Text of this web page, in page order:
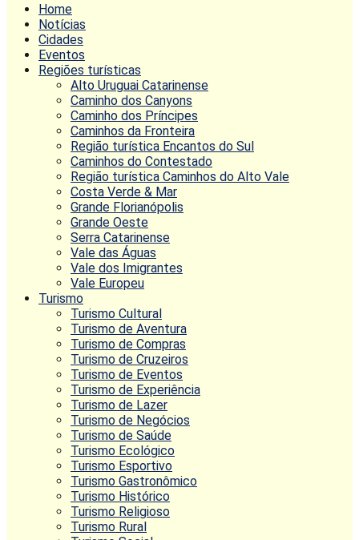
Home
Notícias
Cidades
Eventos
Regiões turísticas
Alto Uruguai Catarinense
Caminho dos Canyons
Caminho dos Príncipes
Caminhos da Fronteira
Região turística Encantos do Sul
Caminhos do Contestado
Região turística Caminhos do Alto Vale
Costa Verde & Mar
Grande Florianópolis
Grande Oeste
Serra Catarinense
Vale das Águas
Vale dos Imigrantes
Vale Europeu
Turismo
Turismo Cultural
Turismo de Aventura
Turismo de Compras
Turismo de Cruzeiros
Turismo de Eventos
Turismo de Experiência
Turismo de Lazer
Turismo de Negócios
Turismo de Saúde
Turismo Ecológico
Turismo Esportivo
Turismo Gastronômico
Turismo Histórico
Turismo Religioso
Turismo Rural